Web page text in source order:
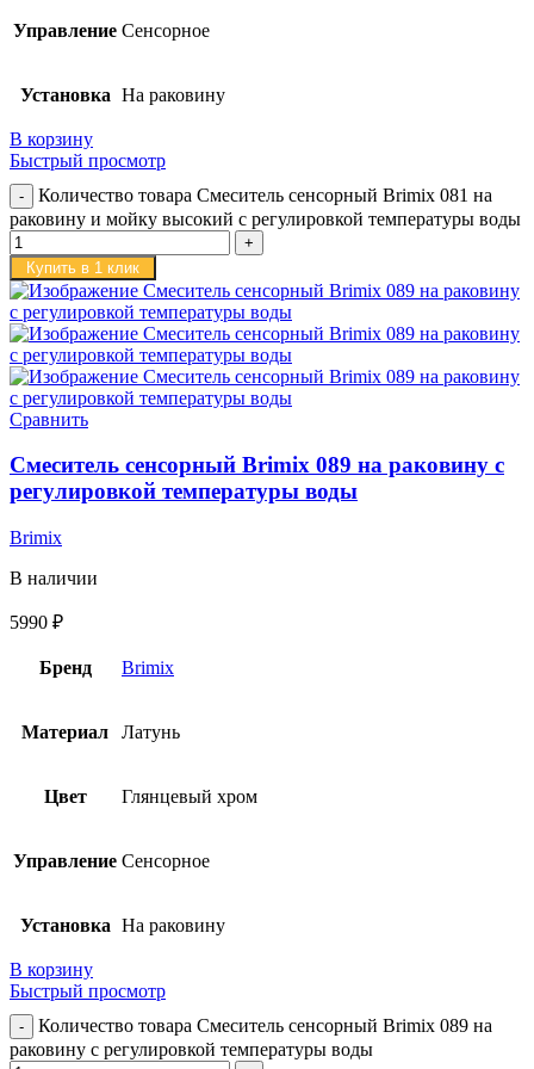
Управление Сенсорное
Установка На раковину
В корзину
Быстрый просмотр
Количество товара Смеситель сенсорный Brimix 081 на
раковину и мойку высокий с регулировкой температуры воды
Купить в 1 клик
Сравнить
Смеситель сенсорный Brimix 089 на раковину с
регулировкой температуры воды
Brimix
В наличии
5990 ₽
Бренд Brimix
Материал Латунь
Цвет Глянцевый хром
Управление Сенсорное
Установка На раковину
В корзину
Быстрый просмотр
Количество товара Смеситель сенсорный Brimix 089 на
раковину с регулировкой температуры воды